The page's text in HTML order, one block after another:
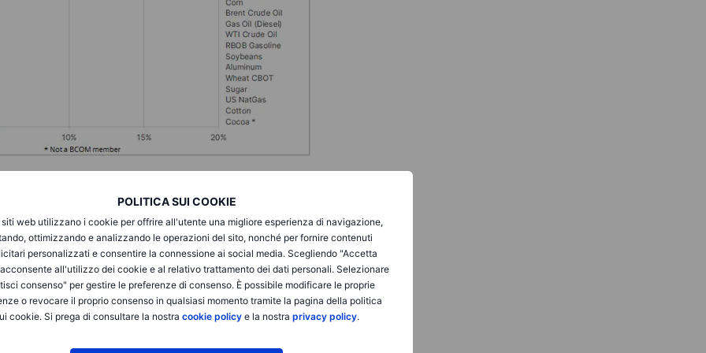
POLITICA SUI COOKIE
siti web utilizzano i cookie per offrire all'utente una migliore esperienza di navigazione,
ottimizzando e analizzando le operazioni del sito, nonché per fornire contenuti
personalizzati e consentire la connessione ai social media. Scegliendo "Accetta
all'utilizzo dei cookie e al relativo trattamento dei dati personali. Selezionare
consenso" per gestire le preferenze di consenso. È possibile modificare le proprie
o revocare il proprio consenso in qualsiasi momento tramite la pagina della politica
cookie. Si prega di consultare la nostra cookie policye la nostra privacy policy.
dazi e immigrazione, e il loro impatto sulla crescita e
ripercussioni non solo sul mercato del greggio,
scambiati alla borsa COMEX di New York, in quanto
importati, possano sconvolgere le normali dinamiche
e del platino sono saliti a livelli, rispetto ai prezzi spot
al finanziamento e allo stoccaggio.
e le sue contrattazioni 24 ore su 24, è spesso
sul mercato fisico attraverso llo short selling. Tuttavia, le